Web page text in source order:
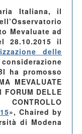
Italiana, il
Mevaluate ad
28.10.2015 il
delle
ha promosso
MEVALUATE
DELLE
», Chaired by
di Modena